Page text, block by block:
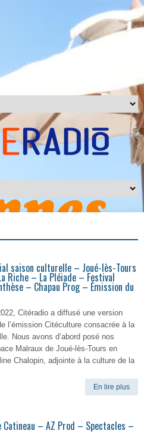
saison culturelle – Joué-lès-Tours
Riche – La Pléiade – Festival
– Chapau Prog – Émission du
Citéradio a diffusé une version
l’émission Citéculture consacrée à la
Nous avons d’abord posé nos
Malraux de Joué-lès-Tours en
Chalopin, adjointe à la culture de la
En lire plus
Catineau – AZ Prod – Spectacles –